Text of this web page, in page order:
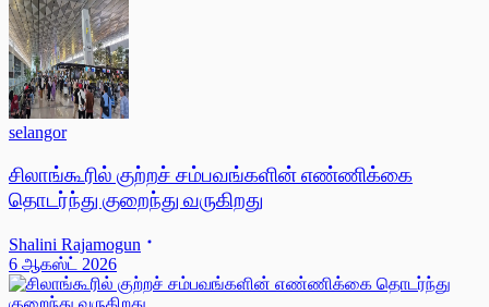
selangor
சிலாங்கூரில் குற்றச் சம்பவங்களின் எண்ணிக்கை
தொடர்ந்து குறைந்து வருகிறது
Shalini Rajamogun
6 ஆகஸ்ட் 2026